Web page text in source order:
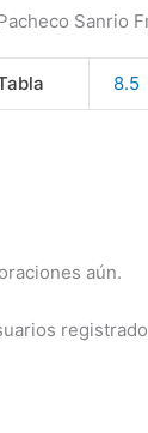
Sanrio
8.5
aún.